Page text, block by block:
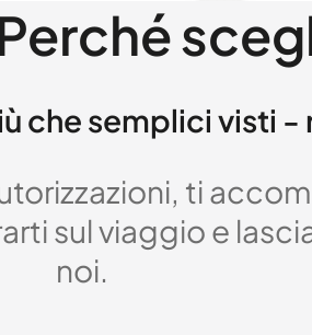
che semplici visti
ti
sul viaggio e
noi.